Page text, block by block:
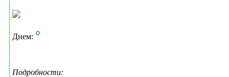
Днем: °
Подробности: